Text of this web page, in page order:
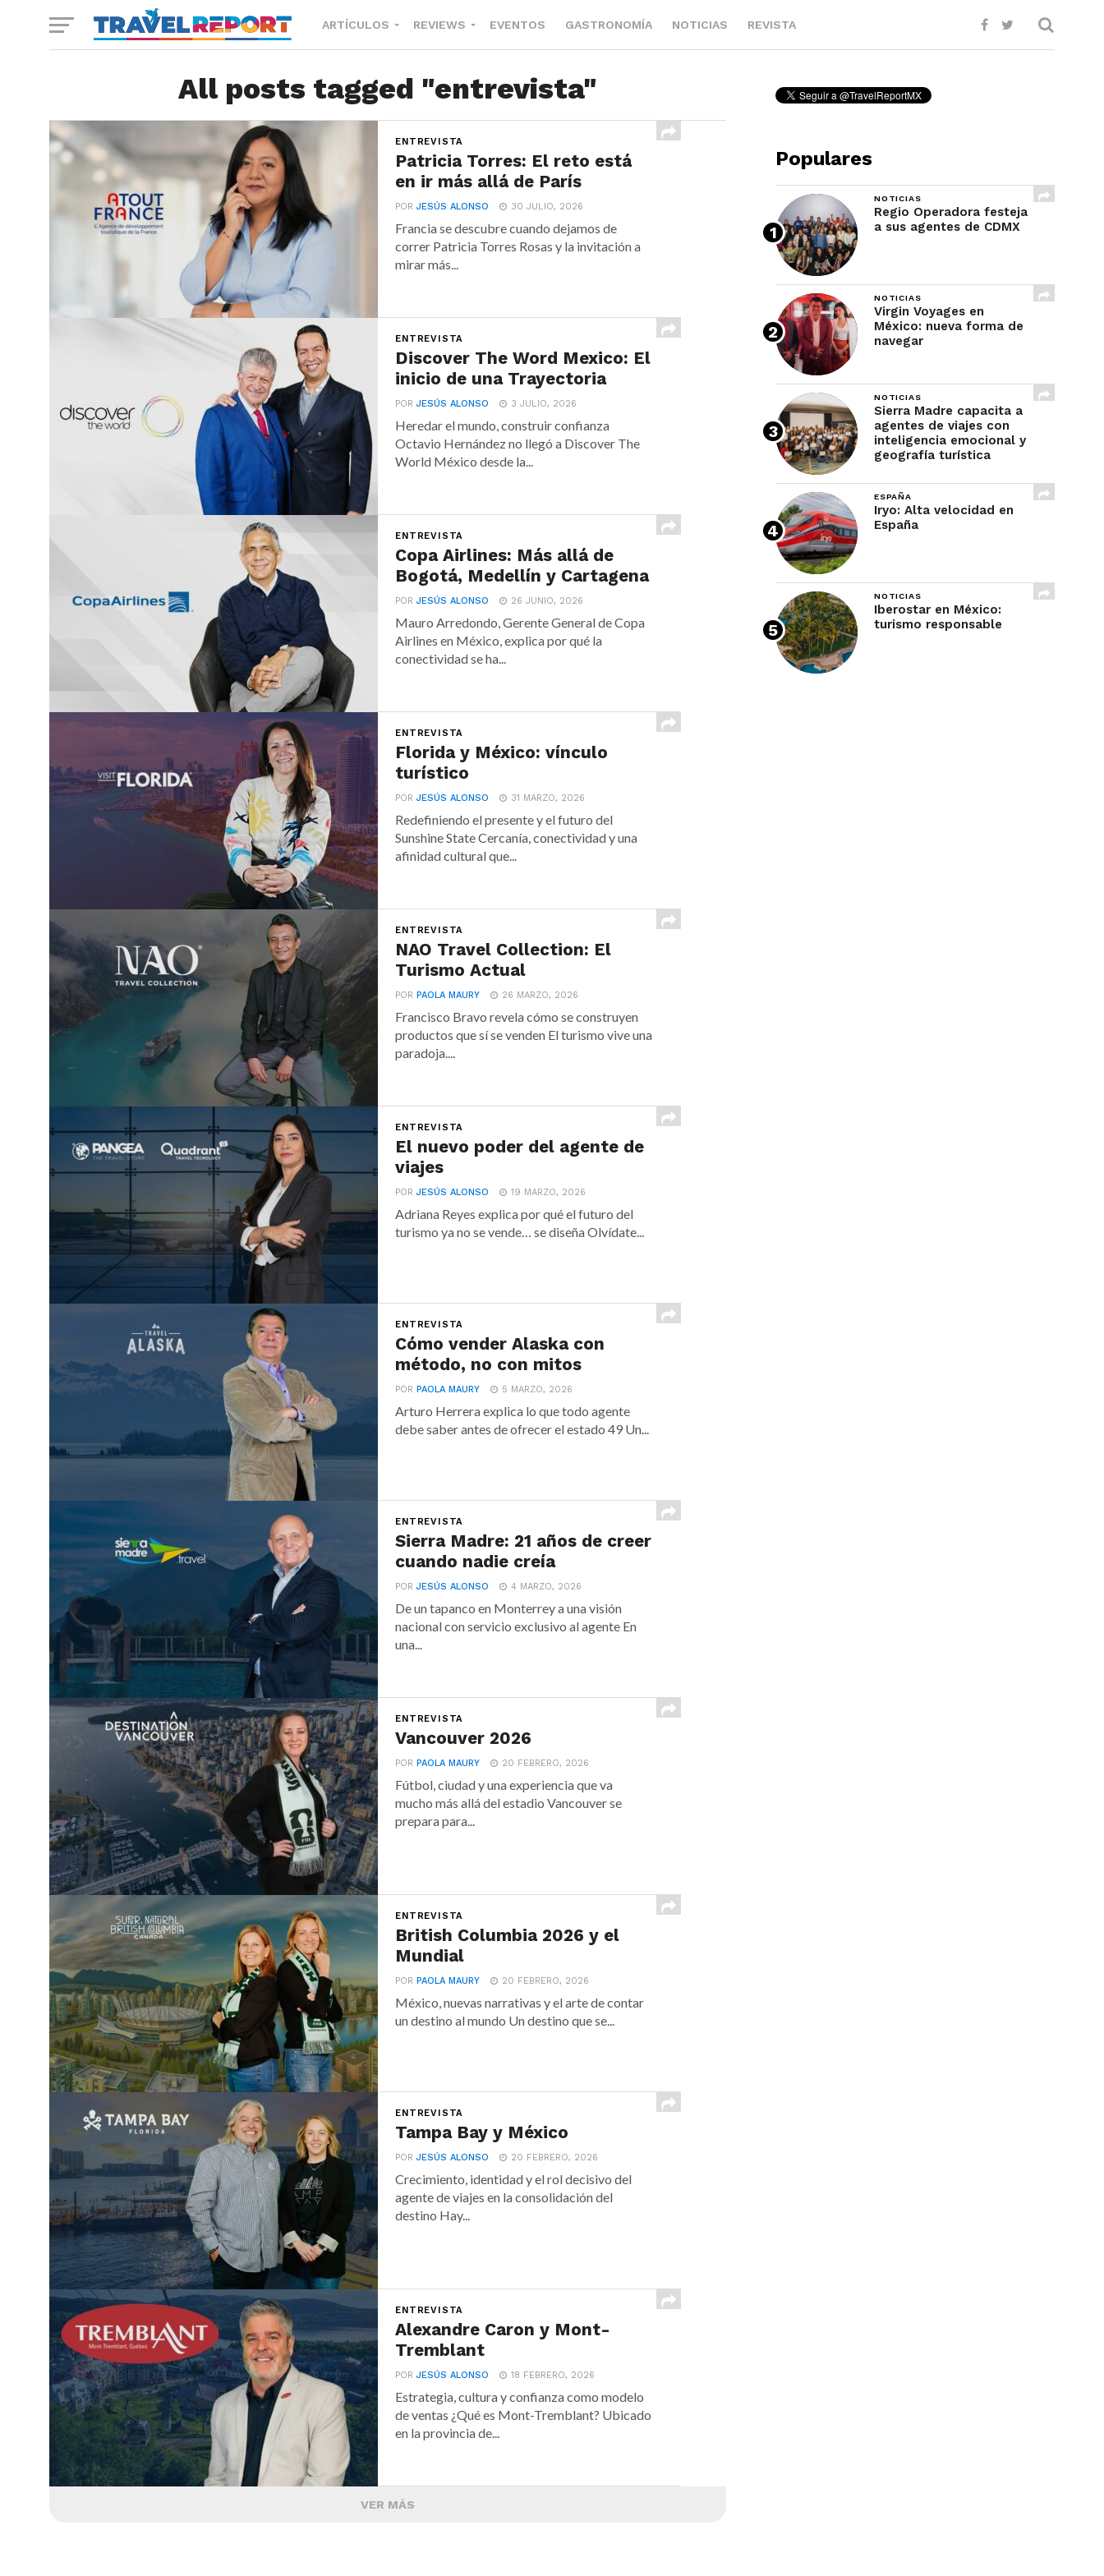
ARTÍCULOS REVIEWS EVENTOS GASTRONOMÍA NOTICIAS REVISTA
All posts tagged "entrevista"
ENTREVISTA
Patricia Torres: El reto está
en ir más allá de París
PORJESÚS ALONSO 30 JULIO, 2026
Francia se descubre cuando dejamos de
correr Patricia Torres Rosas y la invitación a
mirar más...
ENTREVISTA
Discover The Word Mexico: El
inicio de una Trayectoria
PORJESÚS ALONSO 3 JULIO, 2026
Heredar el mundo, construir confianza
Octavio Hernández no llegó a Discover The
World México desde la...
ENTREVISTA
Copa Airlines: Más allá de
Bogotá, Medellín y Cartagena
PORJESÚS ALONSO 26 JUNIO, 2026
Mauro Arredondo, Gerente General de Copa
Airlines en México, explica por qué la
conectividad se ha...
ENTREVISTA
Florida y México: vínculo
turístico
PORJESÚS ALONSO 31 MARZO, 2026
Redefiniendo el presente y el futuro del
Sunshine State Cercanía, conectividad y una
afinidad cultural que...
ENTREVISTA
NAO Travel Collection: El
Turismo Actual
PORPAOLA MAURY 26 MARZO, 2026
Francisco Bravo revela cómo se construyen
productos que sí se venden El turismo vive una
paradoja....
ENTREVISTA
El nuevo poder del agente de
viajes
PORJESÚS ALONSO 19 MARZO, 2026
Adriana Reyes explica por qué el futuro del
turismo ya no se vende… se diseña Olvídate...
ENTREVISTA
Cómo vender Alaska con
método, no con mitos
PORPAOLA MAURY 5 MARZO, 2026
Arturo Herrera explica lo que todo agente
debe saber antes de ofrecer el estado 49 Un...
ENTREVISTA
Sierra Madre: 21 años de creer
cuando nadie creía
PORJESÚS ALONSO 4 MARZO, 2026
De un tapanco en Monterrey a una visión
nacional con servicio exclusivo al agente En
una...
ENTREVISTA
Vancouver 2026
PORPAOLA MAURY 20 FEBRERO, 2026
Fútbol, ciudad y una experiencia que va
mucho más allá del estadio Vancouver se
prepara para...
ENTREVISTA
British Columbia 2026 y el
Mundial
PORPAOLA MAURY 20 FEBRERO, 2026
México, nuevas narrativas y el arte de contar
un destino al mundo Un destino que se...
ENTREVISTA
Tampa Bay y México
PORJESÚS ALONSO 20 FEBRERO, 2026
Crecimiento, identidad y el rol decisivo del
agente de viajes en la consolidación del
destino Hay...
ENTREVISTA
Alexandre Caron y Mont-
Tremblant
PORJESÚS ALONSO 18 FEBRERO, 2026
Estrategia, cultura y confianza como modelo
de ventas ¿Qué es Mont-Tremblant? Ubicado
en la provincia de...
VER MÁS
Populares
NOTICIAS
Regio Operadora festeja
a sus agentes de CDMX
NOTICIAS
Virgin Voyages en
México: nueva forma de
navegar
NOTICIAS
Sierra Madre capacita a
agentes de viajes con
inteligencia emocional y
geografía turística
ESPAÑA
Iryo: Alta velocidad en
España
NOTICIAS
Iberostar en México:
turismo responsable